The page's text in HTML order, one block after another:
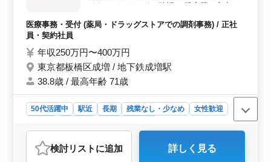
イナンバーカードの確認 ・処方箋の入力業
OK！お気軽にご応募ください！ ※賞与あり
少なく、快適に働ける職場です！
医療事務・受付 (薬局・ドラッグストアでの調剤事務) / 正社
員・契約社員
年収250万円〜400万円
東京都板橋区成増 / 地下鉄成増駅
38.8歳 / 最高年齢 71歳
50代活躍中 駅近 長期 残業なし・少なめ
女性歓迎
おすすめポイント
＜シニア歓迎と経験を活かせる環境＞ 50代以上のベテ
検討リスト に追加 詳しく見る